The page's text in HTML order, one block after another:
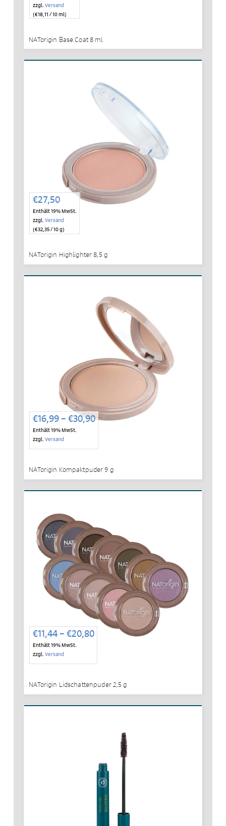
zzgl. Versand
(€18,11 / 10 ml)
NATorigin Base Coat 8 ml
€27,50
Enthält 19% MwSt.
zzgl. Versand
(€32,35/ 10 g)
NATorigin Highlighter 8,5 g
€16,99– €30,90Preisspanne:
Enthält 19% MwSt.
zzgl. Versand
NATorigin Kompaktpuder 9 g
€11,44– €20,80Preisspanne:
Enthält 19% MwSt.
zzgl. Versand
NATorigin Lidschattenpuder 2,5 g